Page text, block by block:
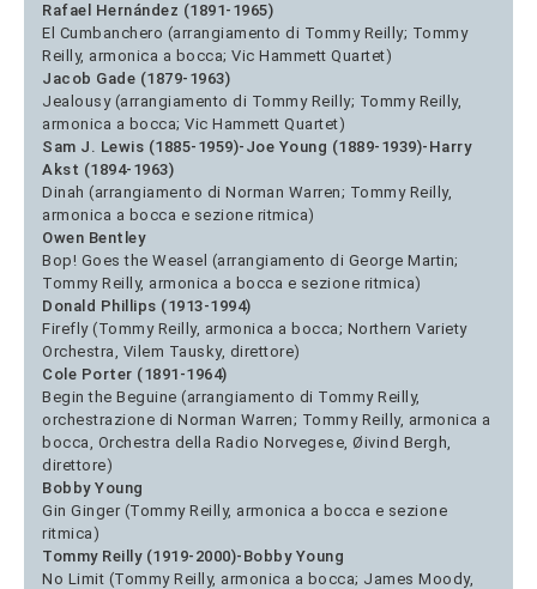
Rafael Hernández (1891-1965)
El Cumbanchero (arrangiamento di Tommy Reilly; Tommy
Reilly, armonica a bocca; Vic Hammett Quartet)
Jacob Gade (1879-1963)
Jealousy (arrangiamento di Tommy Reilly; Tommy Reilly,
armonica a bocca; Vic Hammett Quartet)
Sam J. Lewis (1885-1959)-Joe Young (1889-1939)-Harry
Akst (1894-1963)
Dinah (arrangiamento di Norman Warren; Tommy Reilly,
armonica a bocca e sezione ritmica)
Owen Bentley
Bop! Goes the Weasel (arrangiamento di George Martin;
Tommy Reilly, armonica a bocca e sezione ritmica)
Donald Phillips (1913-1994)
Firefly (Tommy Reilly, armonica a bocca; Northern Variety
Orchestra, Vilem Tausky, direttore)
Cole Porter (1891-1964)
Begin the Beguine (arrangiamento di Tommy Reilly,
orchestrazione di Norman Warren; Tommy Reilly, armonica a
bocca, Orchestra della Radio Norvegese, Øivind Bergh,
direttore)
Bobby Young
Gin Ginger (Tommy Reilly, armonica a bocca e sezione
ritmica)
Tommy Reilly (1919-2000)-Bobby Young
No Limit (Tommy Reilly, armonica a bocca; James Moody,